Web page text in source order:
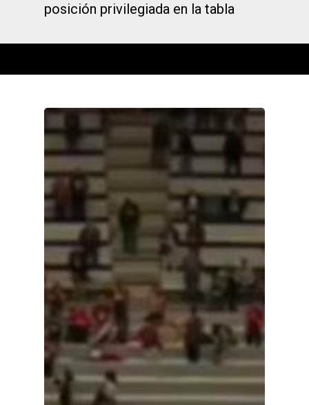
posición privilegiada en la tabla